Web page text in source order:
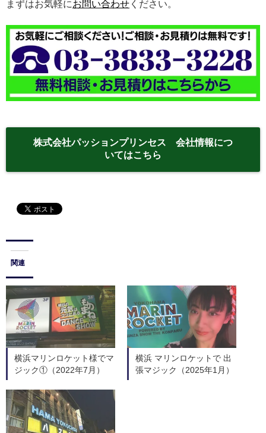
まずはお気軽にお問い合わせ ください。
株式会社パッションプリンセス 会社情報につ
いてはこちら
関連
横浜マリンロケット様でマ
ジック①（2022年7月）
横浜 マリンロケットで 出
張マジック（2025年1月）